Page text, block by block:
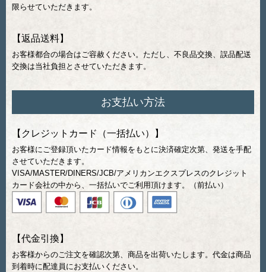
限らせていただきます。
【返品送料】
お客様都合の場合はご容赦ください。ただし、不良品交換、誤品配送
交換は当社負担とさせていただきます。
お支払い方法
【クレジットカード（一括払い）】
お客様にご登録頂いたカード情報をもとに決済確定次第、発送を手配
させていただきます。
VISA/MASTER/DINERS/JCB/アメリカンエクスプレスのクレジット
カード会社の中から、一括払いでご利用頂けます。（前払い）
【代金引換】
お客様からのご注文を確認次第、商品を出荷いたします。代金は商品
到着時に配達員にお支払いください。